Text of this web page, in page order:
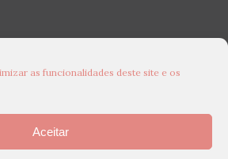
as funcionalidades deste site e os
Aceitar